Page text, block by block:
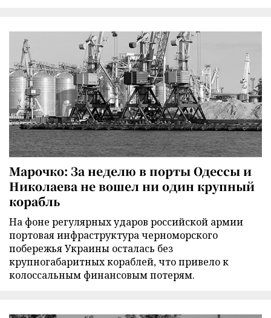
Марочко: За неделю в порты Одессы и
Николаева не вошел ни один крупный
корабль
На фоне регулярных ударов российской армии
портовая инфраструктура черноморского
побережья Украины осталась без
крупногабаритных кораблей, что привело к
колоссальным финансовым потерям.